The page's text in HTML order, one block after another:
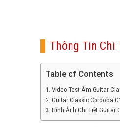
Thông Tin Chi
Table of Contents
Video Test Âm Guitar
Guitar Classic Cordoba
Hình Ảnh Chi Tiết Guitar